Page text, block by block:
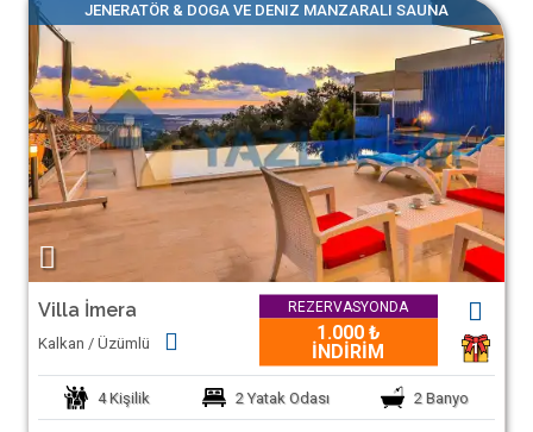
JENERATÖR & DOGA VE DENIZ MANZARALI SAUNA
Villa İmera
Kalkan / Üzümlü
REZERVASYONDA
1.000 ₺
İNDİRİM
1
4 Kişilik 2 Yatak Odası 2 Banyo